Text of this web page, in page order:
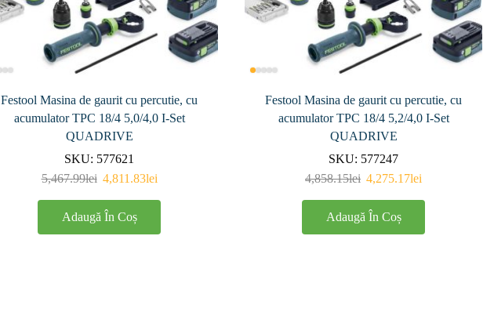
Festool Masina de gaurit cu percutie, cu
acumulator TPC 18/4 5,0/4,0 I-Set
QUADRIVE
SKU: 577621
5,467.99lei 4,811.83lei
Adaugă În Coș
Festool Masina de gaurit cu percutie, cu
acumulator TPC 18/4 5,2/4,0 I-Set
QUADRIVE
SKU: 577247
4,858.15lei 4,275.17lei
Adaugă În Coș